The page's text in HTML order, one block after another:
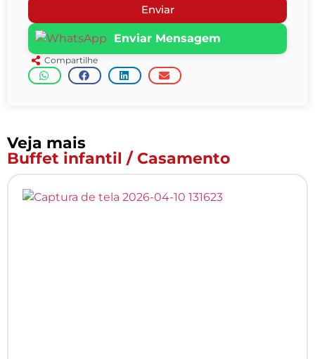
Enviar
Enviar Mensagem
Compartilhe
Veja mais
Buffet infantil / Casamento